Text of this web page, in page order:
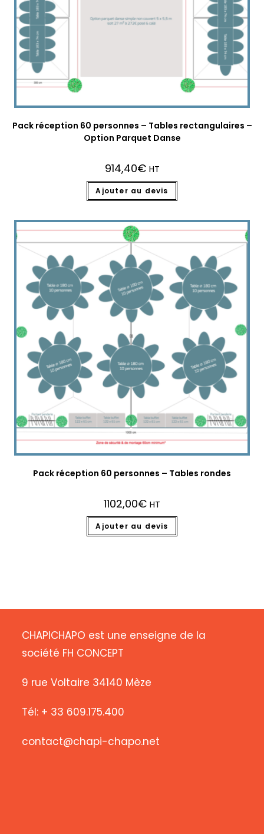
Pack réception 60 personnes – Tables rectangulaires –
Option Parquet Danse
914,40€ HT
Ajouter au devis
Pack réception 60 personnes – Tables rondes
1102,00€ HT
Ajouter au devis
CHAPICHAPO est une enseigne de la
société FH CONCEPT
9 rue Voltaire 34140 Mèze
Tél: + 33 609.175.400
contact@chapi-chapo.net